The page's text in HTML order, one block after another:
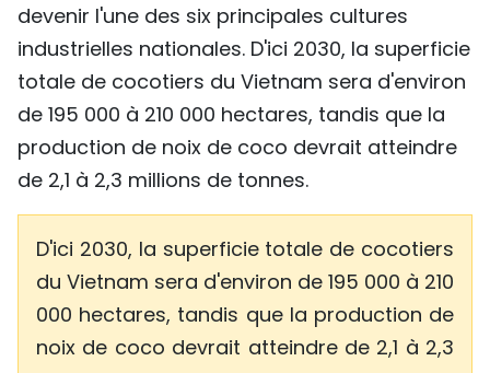
devenir l'une des six principales cultures
industrielles nationales. D'ici 2030, la superficie
totale de cocotiers du Vietnam sera d'environ
de 195 000 à 210 000 hectares, tandis que la
production de noix de coco devrait atteindre
de 2,1 à 2,3 millions de tonnes.
D'ici 2030, la superficie totale de cocotiers
du Vietnam sera d'environ de 195 000 à 210
000 hectares, tandis que la production de
noix de coco devrait atteindre de 2,1 à 2,3